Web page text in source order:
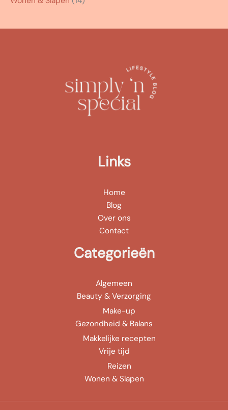
Links
Home
Blog
Over ons
Contact
Categorieën
Algemeen
Beauty & Verzorging
Make-up
Gezondheid & Balans
Makkelijke recepten
Vrije tijd
Reizen
Wonen & Slapen